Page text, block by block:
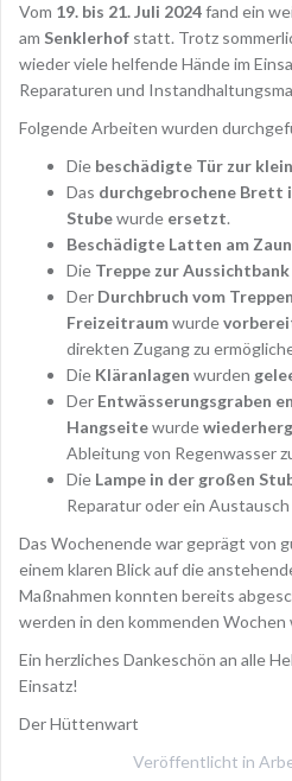
Vom 19. bis 21. Juli 2024fand ein
am Senklerhof statt. Trotz
wieder viele helfende Hände im
Reparaturen und
Folgende Arbeiten wurden
Die beschädigte Tür zur
Das durchgebrochene Brett
Stubewurde ersetzt.
Beschädigte Latten am Zaun
Die Treppe zur Aussichtbank
Der Durchbruch vom
Freizeitraumwurde
direkten Zugang zu
Die Kläranlagen wurden
Der Entwässerungsgraben
Hangseitewurde
Ableitung von Regenwasser
Die Lampe in der großen
Reparatur oder ein
Das Wochenende war geprägt von
einem klaren Blick auf die
Maßnahmen konnten bereits
werden in den kommenden
Ein herzliches Dankeschön an alle
Einsatz!
Der Hüttenwart
Veröffentlicht in